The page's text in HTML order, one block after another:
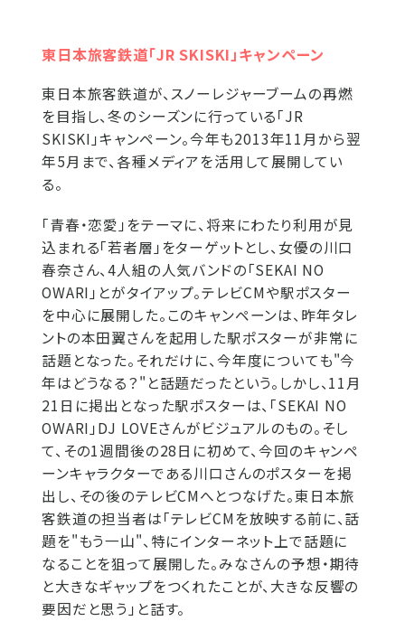
東日本旅客鉄道「JR SKISKI」キャンペーン
東日本旅客鉄道が、スノーレジャーブームの再燃
を目指し、冬のシーズンに行っている「JR
SKISKI」キャンペーン。今年も2013年11月から翌
年5月まで、各種メディアを活用して展開してい
る。
「青春・恋愛」をテーマに、将来にわたり利用が見
込まれる「若者層」をターゲットとし、女優の川口
春奈さん、4人組の人気バンドの「SEKAI NO
OWARI」とがタイアップ。テレビCMや駅ポスター
を中心に展開した。このキャンペーンは、昨年タレ
ントの本田翼さんを起用した駅ポスターが非常に
話題となった。それだけに、今年度についても"今
年はどうなる？"と話題だったという。しかし、11月
21日に掲出となった駅ポスターは、「SEKAI NO
OWARI」DJ LOVEさんがビジュアルのもの。そし
て、その1週間後の28日に初めて、今回のキャンペ
ーンキャラクターである川口さんのポスターを掲
出し、その後のテレビCMへとつなげた。東日本旅
客鉄道の担当者は「テレビCMを放映する前に、話
題を"もう一山"、特にインターネット上で話題に
なることを狙って展開した。みなさんの予想・期待
と大きなギャップをつくれたことが、大きな反響の
要因だと思う」と話す。